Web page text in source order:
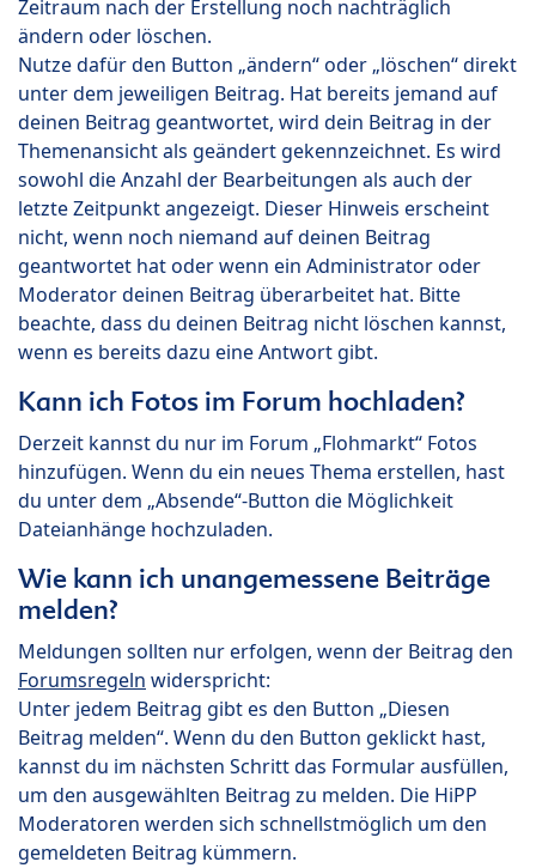
Zeitraum nach der Erstellung noch nachträglich
ändern oder löschen.
Nutze dafür den Button „ändern“ oder „löschen“ direkt
unter dem jeweiligen Beitrag. Hat bereits jemand auf
deinen Beitrag geantwortet, wird dein Beitrag in der
Themenansicht als geändert gekennzeichnet. Es wird
sowohl die Anzahl der Bearbeitungen als auch der
letzte Zeitpunkt angezeigt. Dieser Hinweis erscheint
nicht, wenn noch niemand auf deinen Beitrag
geantwortet hat oder wenn ein Administrator oder
Moderator deinen Beitrag überarbeitet hat. Bitte
beachte, dass du deinen Beitrag nicht löschen kannst,
wenn es bereits dazu eine Antwort gibt.
Kann ich Fotos im Forum hochladen?
Derzeit kannst du nur im Forum „Flohmarkt“ Fotos
hinzufügen. Wenn du ein neues Thema erstellen, hast
du unter dem „Absende“-Button die Möglichkeit
Dateianhänge hochzuladen.
Wie kann ich unangemessene Beiträge
melden?
Meldungen sollten nur erfolgen, wenn der Beitrag den
Forumsregeln widerspricht:
Unter jedem Beitrag gibt es den Button „Diesen
Beitrag melden“. Wenn du den Button geklickt hast,
kannst du im nächsten Schritt das Formular ausfüllen,
um den ausgewählten Beitrag zu melden. Die HiPP
Moderatoren werden sich schnellstmöglich um den
gemeldeten Beitrag kümmern.